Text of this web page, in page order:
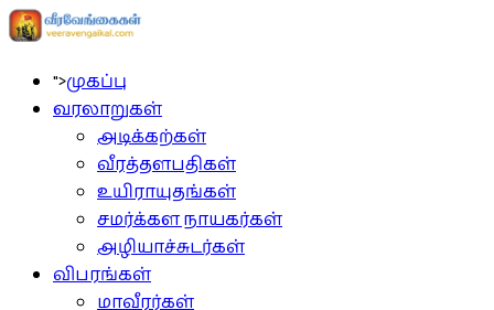
">முகப்பு
வரலாறுகள்
அடிக்கற்கள்
வீரத்தளபதிகள்
உயிராயுதங்கள்
சமர்க்கள நாயகர்கள்
அழியாச்சுடர்கள்
விபரங்கள்
மாவீரர்கள்